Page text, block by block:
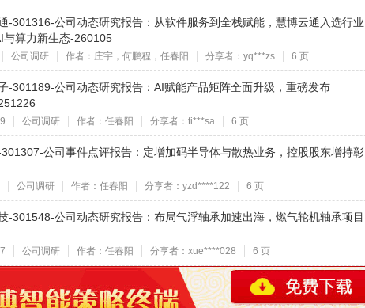
-301316-公司动态研究报告：从软件服务到全栈赋能，慧博云通入选行业
与算力新生态-260105
公司调研 作者：庄宇，何鹏程，任春阳 分享者：yq***zs 6 页
-301189-公司动态研究报告：AI赋能产品矩阵全面升级，重磅发布
公司调研 作者：任春阳 分享者：ti***sa 6 页
公司事件点评报告：定增加码半导体与散热业务，控股股东增持彰
公司调研 作者：任春阳 分享者：yzd****122 6 页
-301548-公司动态研究报告：布局气浮轴承加速出海，燃气轮机轴承项目
公司调研 作者：任春阳 分享者：xue****028 6 页